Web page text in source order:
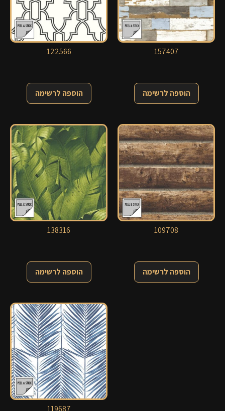
122566
הוספה לרשימה
157407
הוספה לרשימה
138316
הוספה לרשימה
109708
הוספה לרשימה